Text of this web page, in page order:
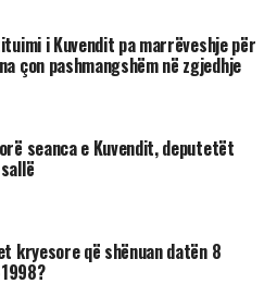
më të lartë ligjvënës në
Deputetët duhet ta konstituojnë
Sadriu pas përfundimit të
mbi Lëvizjen
së saj kushtetuese për
Kuvendit.
i Kuvendit pa marrëveshje për
çon pashmangshëm në zgjedhje
seanca e Kuvendit, deputetët
kryesore që shënuan datën 8